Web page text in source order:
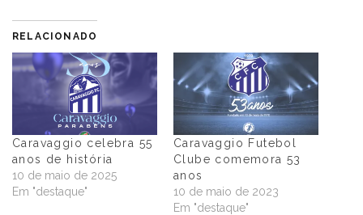
RELACIONADO
Caravaggio celebra 55
anos de história
10 de maio de 2025
Em "destaque"
Caravaggio Futebol
Clube comemora 53
anos
10 de maio de 2023
Em "destaque"